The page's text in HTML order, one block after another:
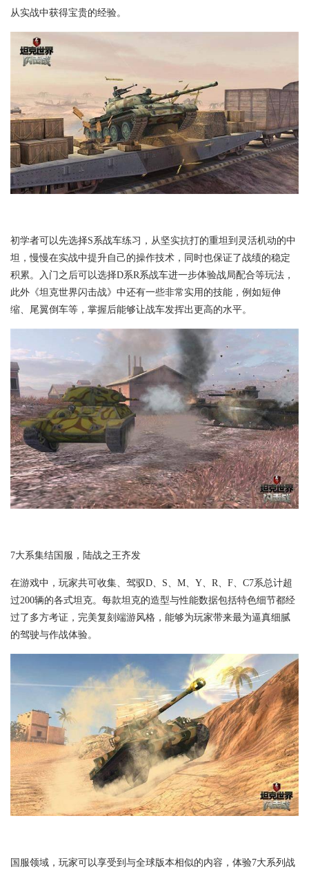
从实战中获得宝贵的经验。
初学者可以先选择S系战车练习，从坚实抗打的重坦到灵活机动的中
坦，慢慢在实战中提升自己的操作技术，同时也保证了战绩的稳定
积累。入门之后可以选择D系R系战车进一步体验战局配合等玩法，
此外《坦克世界闪击战》中还有一些非常实用的技能，例如短伸
缩、尾翼倒车等，掌握后能够让战车发挥出更高的水平。
7大系集结国服，陆战之王齐发
在游戏中，玩家共可收集、驾驭D、S、M、Y、R、F、C7系总计超
过200辆的各式坦克。每款坦克的造型与性能数据包括特色细节都经
过了多方考证，完美复刻端游风格，能够为玩家带来最为逼真细腻
的驾驶与作战体验。
国服领域，玩家可以享受到与全球版本相似的内容，体验7大系列战